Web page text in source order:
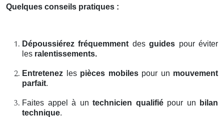
Quelques conseils pratiques :
Dépoussiérez fréquemment desguides pour éviter
les ralentissements.
Entretenez les pièces mobilespour un mouvement
parfait.
Faites appel à un technicien qualifiépour un
bilan
technique.